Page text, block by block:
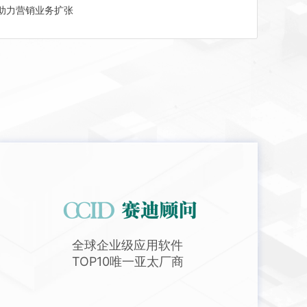
力营销业务扩张
全球企业级应用软件
TOP10唯一亚太厂商